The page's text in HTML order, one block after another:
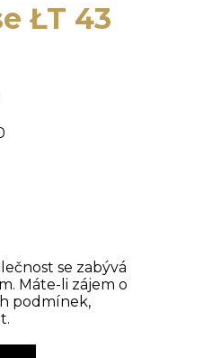
ŁT 43
se zabývá
Máte-li zájem o
podmínek,